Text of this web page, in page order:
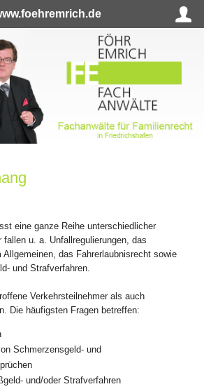
eine ganze Reihe unterschiedlicher
fallen u. a. Unfallregulierungen, das
das Fahrerlaubnisrecht sowie
und Strafverfahren.
Verkehrsteilnehmer als auch
Die häufigsten Fragen betreffen:
Schmerzensgeld- und
und/oder Strafverfahren